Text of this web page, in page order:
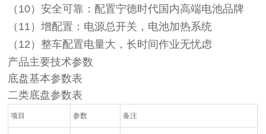
（10）安全可靠：配置宁德时代国内高端电池品牌
（11）增配置：电源总开关，电池加热系统
（12）整车配置电量大，长时间作业无忧虑
产品主要技术参数
底盘基本参数表
二类底盘参数表
项目 参数 备注